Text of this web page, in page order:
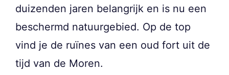
duizenden jaren belangrijk en is nu een
beschermd natuurgebied. Op de top
vind je de ruïnes van een oud fort uit de
tijd van de Moren.